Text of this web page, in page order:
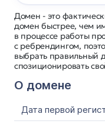
Домен - это
домен быстрее, чем
в процессе работы
с ребрендингом,
выбрать правильный
спозиционировать
О домене
Дата первой